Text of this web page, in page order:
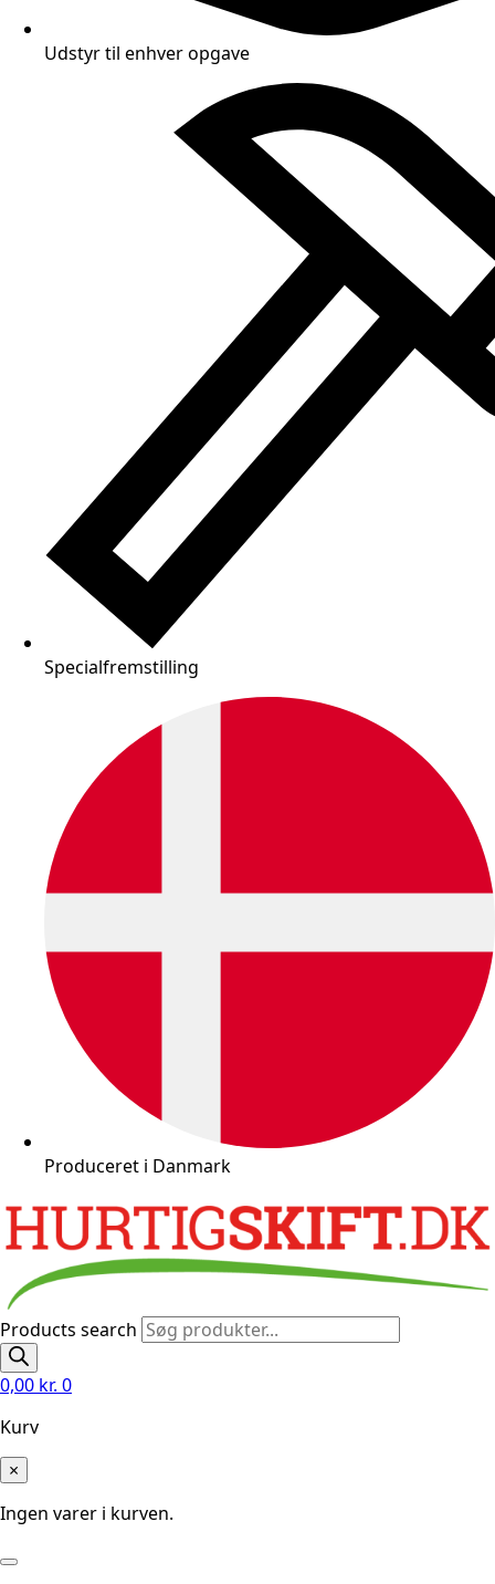
Udstyr til enhver opgave
Specialfremstilling
Produceret i Danmark
Products search
0,00 kr. 0
Kurv
×
Ingen varer i kurven.